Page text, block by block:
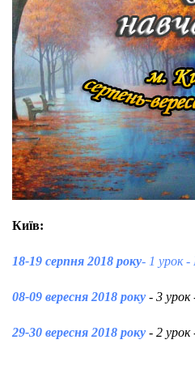
Київ:
18-19 серпня 2018 року- 1 урок -
08-09 вересня 2018 року - 3 урок
29-30 вересня 2018 року - 2 урок